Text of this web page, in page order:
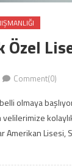
Özel
Comment(0)
olmaya
velilerimize
Amerikan Lisesi,